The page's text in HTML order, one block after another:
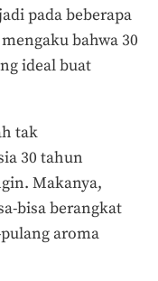
pada beberapa
bahwa 30
ideal buat
tak
30 tahun
Makanya,
bisa berangkat
aroma